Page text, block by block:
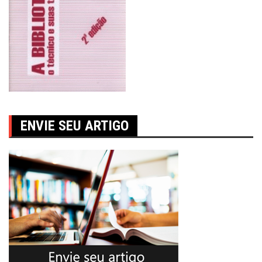
ENVIE SEU ARTIGO